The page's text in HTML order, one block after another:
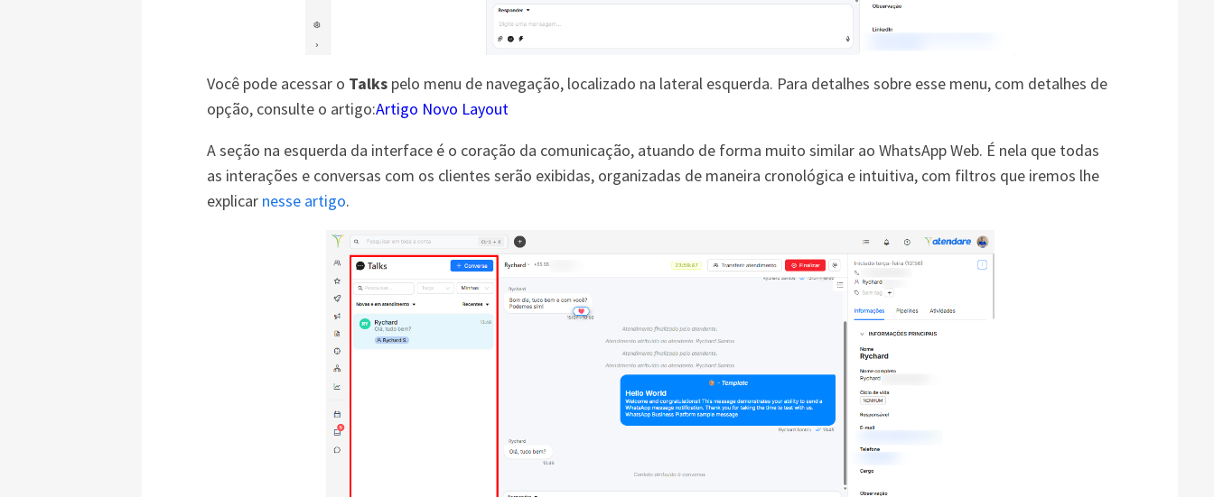
Você pode acessar o Talks pelo menu de navegação, localizado na lateral esquerda. Para detalhes sobre esse menu, com detalhes de
opção, consulte o artigo:Artigo Novo Layout
A seção na esquerda da interface é o coração da comunicação, atuando de forma muito similar ao WhatsApp Web. É nela que todas
as interações e conversas com os clientes serão exibidas, organizadas de maneira cronológica e intuitiva, com filtros que iremos lhe
explicar nesse artigo.